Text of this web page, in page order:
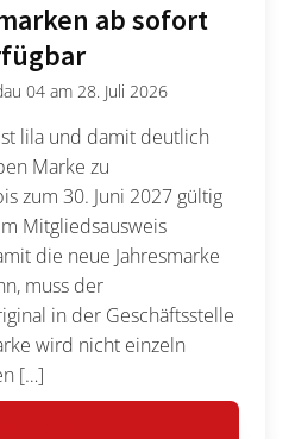
ab sofort
04 am28. Juli 2026
lila und damit deutlich
Marke zu
zum 30. Juni 2027 gültig
Mitgliedsausweis
die neue Jahresmarke
muss der
in der Geschäftsstelle
wird nicht einzeln
[…]